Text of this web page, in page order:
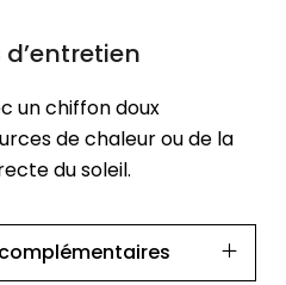
un chiffon doux
de chaleur ou de la
du soleil.